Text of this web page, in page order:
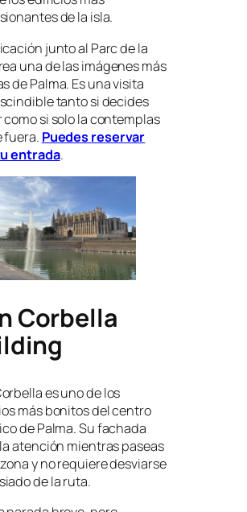
de la isla.
junto al Parc de la
una de las imágenes más
de Palma. Es una visita
tanto si decides
si solo la contemplas
fuera. Puedes reservar
entrada.
Corbella
es uno de los
más bonitos del centro
de Palma. Su fachada
atención mientras paseas
y no requiere desviarse
de la ruta.